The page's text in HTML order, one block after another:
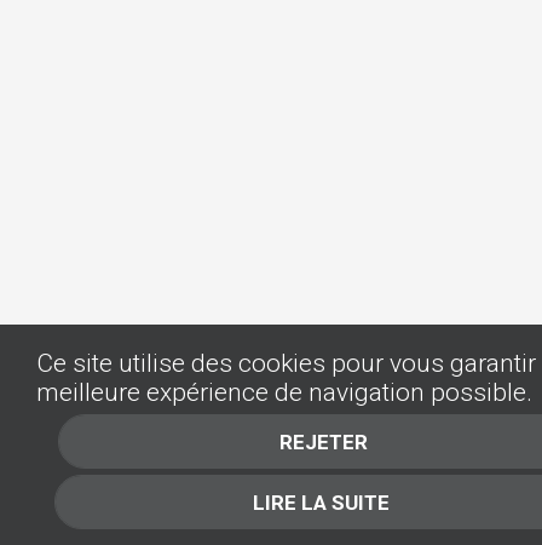
Ce site utilise des cookies pour vous garantir
meilleure expérience de navigation possible.
REJETER
LIRE LA SUITE